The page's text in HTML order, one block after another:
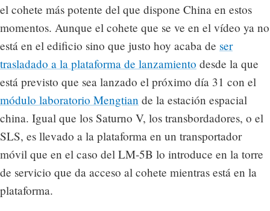
el cohete más potente del que dispone China en estos
momentos. Aunque el cohete que se ve en el vídeo ya no
está en el edificio sino que justo hoy acaba de ser
trasladado a la plataforma de lanzamiento desde la que
está previsto que sea lanzado el próximo día 31 con el
módulo laboratorio Mengtian de la estación espacial
china. Igual que los Saturno V, los transbordadores, o el
SLS, es llevado a la plataforma en un transportador
móvil que en el caso del LM-5B lo introduce en la torre
de servicio que da acceso al cohete mientras está en la
plataforma.